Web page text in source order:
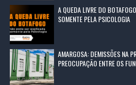
A QUEDA LIVRE DO
SOMENTE PELA PSICOLOGIA
AMARGOSA: DEMISSÕES NA
PREOCUPAÇÃO ENTRE OS